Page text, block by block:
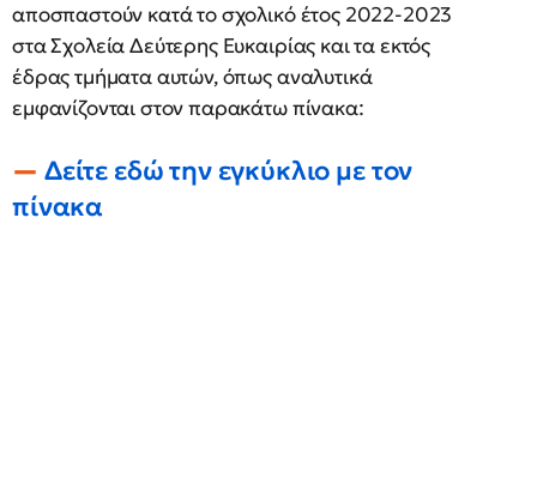
αποσπαστούν κατά το σχολικό έτος 2022-2023
στα Σχολεία Δεύτερης Ευκαιρίας και τα εκτός
έδρας τμήματα αυτών, όπως αναλυτικά
εμφανίζονται στον παρακάτω πίνακα:
Δείτε εδώ την εγκύκλιο με τον
πίνακα